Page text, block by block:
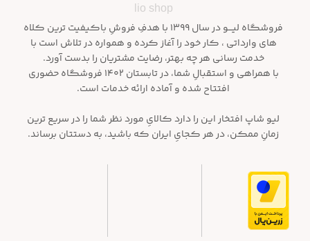
lio shop
فروشگاه لیـــو در سال ۱۳۹۹ با هدفِ فروشِ باکیفیت ترین کلاه
های وارداتی ، کار خود را آغاز کرده و همواره در تلاش است با
خدمت رسانی هر چه بهتر، رضایت مشتریان را بدست آورد.
با همراهی و استقبالِ شما، در تابستان ۱۴۰۲ فروشگاه حضوری
افتتاح شده و آماده ارائه خدمات است.
لیو شاپ افتخار این را دارد کالایِ مورد نظر شما را در سریع ترین
زمانِ ممکن، در هر کجایِ ایران که باشید، به دستتان برساند.